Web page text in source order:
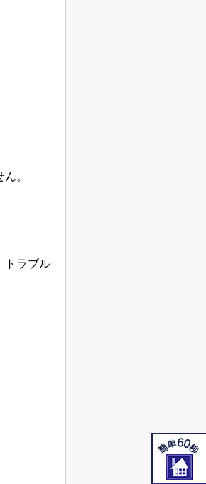
。
トラブル